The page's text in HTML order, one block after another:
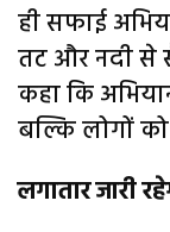
ही सफाई
तट और नदी से
कहा कि
बल्कि लोगों
लगातार जारी